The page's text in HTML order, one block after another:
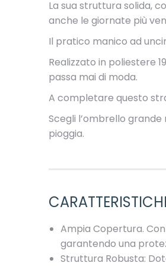
La sua struttura solida,
anche le giornate più
Il pratico manico ad
Realizzato in poliestere
passa mai di moda.
A completare questo
Scegli l’ombrello
pioggia.
Ampia Copertura.
garantendo una
Struttura Robusta: